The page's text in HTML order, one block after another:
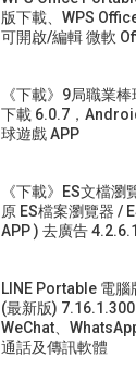
版下載、WPS
可開啟/編輯 微軟
《下載》9局職業
下載 6.0.7，
球遊戲 APP
《下載》ES文檔瀏
原 ES檔案瀏覽器 /
APP ) 去廣告 4.2.6.1
LINE Portable 電腦
(最新版)
WeChat、
通話及傳訊軟體